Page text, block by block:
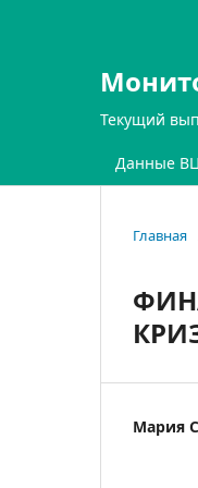
Текущий
Данные
Главная
Мария